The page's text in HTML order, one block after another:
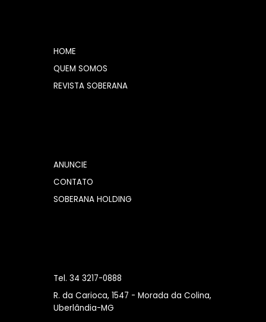
HOME
QUEM SOMOS
REVISTA SOBERANA
ANUNCIE
CONTATO
SOBERANA HOLDING
Tel. 34 3217-0888
R. da Carioca, 1547 - Morada da Colina,
Uberlândia-MG